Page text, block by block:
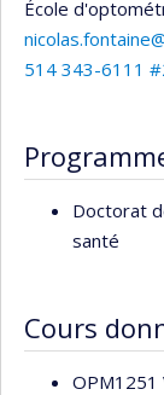
École
514 343-6111
Doctorat
santé
Cours
OPM1251